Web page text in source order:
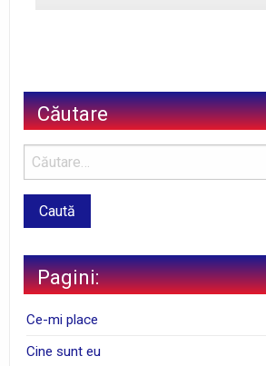
Căutare
Pagini:
Ce-mi place
Cine sunt eu